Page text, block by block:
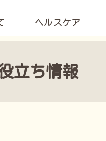
ヘルスケア
立ち情報